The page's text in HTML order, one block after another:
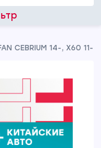
CEBRIUM 14-, X60 11-